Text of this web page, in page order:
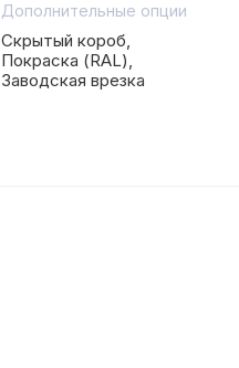
Дополнительные опции
Скрытый короб,
Покраска (RAL),
Заводская врезка